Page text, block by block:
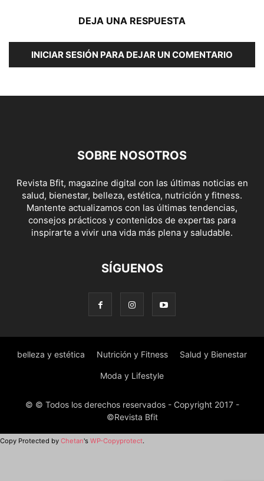
DEJA UNA RESPUESTA
INICIAR SESIÓN PARA DEJAR UN COMENTARIO
SOBRE NOSOTROS
Revista Bfit, magazine digital con las últimas noticias en
salud, bienestar, belleza, estética, nutrición y fitness.
Mantente actualizamos con las últimas tendencias,
consejos prácticos y contenidos de expertas para
inspirarte a vivir una vida más plena y saludable.
SÍGUENOS
belleza y estética Nutrición y Fitness Salud y Bienestar
Moda y Lifestyle
© © Todos los derechos reservados - Copyright 2017 -
©Revista Bfit
Copy Protected by Chetan's WP-Copyprotect.